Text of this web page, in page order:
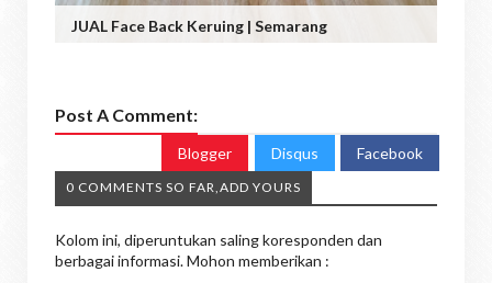
JUAL Face Back Keruing | Semarang
Post A Comment:
Blogger Disqus Facebook
0 COMMENTS SO FAR,ADD YOURS
Kolom ini, diperuntukan saling koresponden dan
berbagai informasi. Mohon memberikan :